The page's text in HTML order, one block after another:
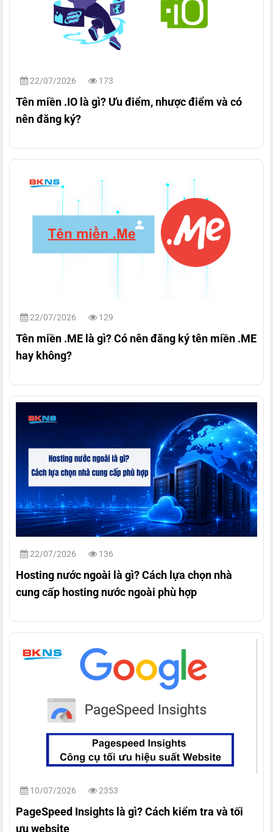
22/07/2026 173
Tên miền .IO là gì? Ưu điểm, nhược điểm và có
nên đăng ký?
22/07/2026 129
Tên miền .ME là gì? Có nên đăng ký tên miền .ME
hay không?
22/07/2026 136
Hosting nước ngoài là gì? Cách lựa chọn nhà
cung cấp hosting nước ngoài phù hợp
10/07/2026 2353
PageSpeed Insights là gì? Cách kiểm tra và tối
ưu website